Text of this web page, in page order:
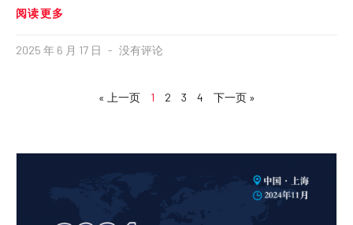
阅读更多
2025 年 6 月 17 日 没有评论
« 上一页 1 2 3 4 下一页 »